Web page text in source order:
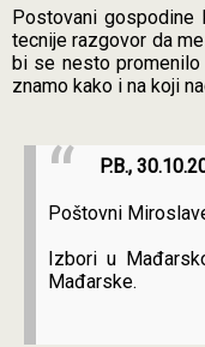
Postovani gospodine
tecnije razgovor da
bi se nesto
znamo kako i na koji
P.B.,
Poštovni
Izbori u
Mađarske.